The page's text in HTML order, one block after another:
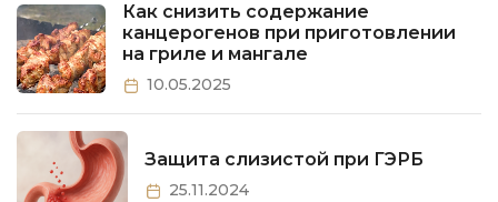
Как снизить содержание
канцерогенов при приготовлении
на гриле и мангале
10.05.2025
Защита слизистой при ГЭРБ
25.11.2024